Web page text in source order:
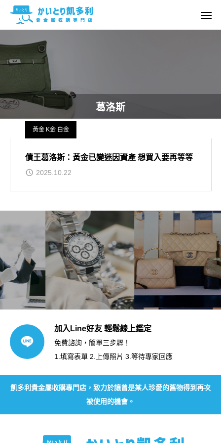
葛洛斯
黃金 K金 白金
債王葛洛斯：黃金已變迷因資產 想買入要再等等
2025.10.22
加入Line好友 輕鬆線上鑑定
免費諮詢，簡單三步驟！
1.填寫表單 2.上傳照片 3.等待專家回應
凱多利貴金屬收購專門店，致力於讓曾是某人珍愛的舊物得到再次
被使用的機會。